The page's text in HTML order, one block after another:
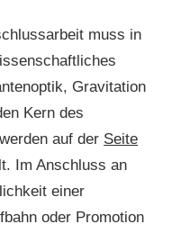
muss in
Gravitation
Kern des
auf der Seite
Im Anschluss an
einer
oder Promotion